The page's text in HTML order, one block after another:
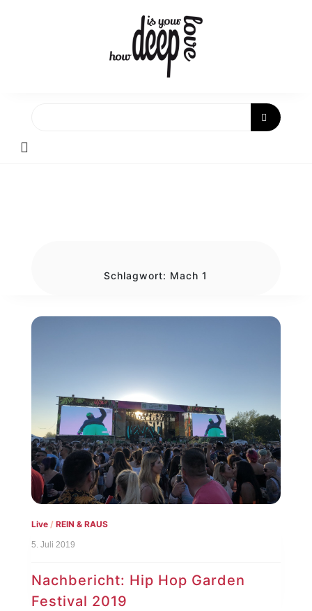
Schlagwort: Mach 1
Live/ REIN & RAUS
5. Juli 2019
Nachbericht: Hip Hop Garden
Festival 2019